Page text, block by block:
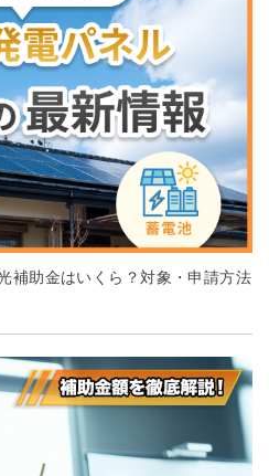
補助金はいくら？対象・申請方法